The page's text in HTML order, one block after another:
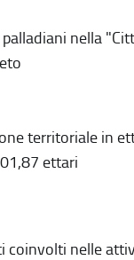
nella
territoriale in
ettari
coinvolti nelle